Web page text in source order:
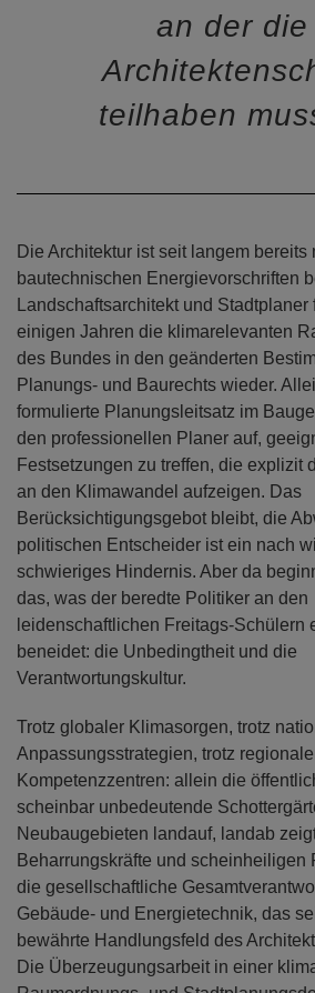
an der die
teilhaben
Die Architektur ist seit langem bereits
bautechnischen Energievorschriften
Landschaftsarchitekt und
einigen Jahren die klimarelevanten
des Bundes in den geänderten
Planungs- und Baurechts wieder.
formulierte Planungsleitsatz im
den professionellen Planer auf,
Festsetzungen zu treffen, die explizit
an den Klimawandel aufzeigen. Das
Berücksichtigungsgebot bleibt, die
politischen Entscheider ist ein nach
schwieriges Hindernis. Aber da
das, was der beredte Politiker an den
leidenschaftlichen Freitags-Schülern
beneidet: die Unbedingtheit und die
Verantwortungskultur.
Trotz globaler Klimasorgen, trotz
Anpassungsstrategien, trotz
Kompetenzzentren: allein die
scheinbar unbedeutende
Neubaugebieten landauf, landab
Beharrungskräfte und scheinheiligen
die gesellschaftliche
Gebäude- und Energietechnik, das
bewährte Handlungsfeld des
Die Überzeugungsarbeit in einer